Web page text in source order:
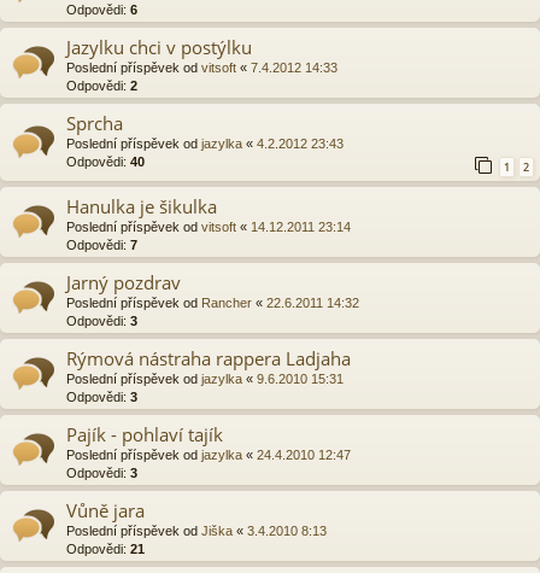
Odpovědi: 6
Jazylku chci v postýlku
Poslední příspěvek od vitsoft « 7.4.2012 14:33
Odpovědi: 2
Sprcha
Poslední příspěvek od jazylka « 4.2.2012 23:43
Odpovědi: 40 1 2
Hanulka je šikulka
Poslední příspěvek od vitsoft « 14.12.2011 23:14
Odpovědi: 7
Jarný pozdrav
Poslední příspěvek od Rancher « 22.6.2011 14:32
Odpovědi: 3
Rýmová nástraha rappera Ladjaha
Poslední příspěvek od jazylka « 9.6.2010 15:31
Odpovědi: 3
Pajík - pohlaví tajík
Poslední příspěvek od jazylka « 24.4.2010 12:47
Odpovědi: 3
Vůně jara
Poslední příspěvek od Jiška « 3.4.2010 8:13
Odpovědi: 21